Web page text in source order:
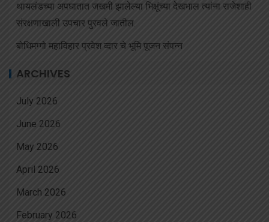
थायलंडच्या अपघातात जखमी झालेल्या भिक्षूंच्या देखभाल त्यांना राजेशाही
संरक्षणाखाली उपचार पुरवले जातील.
बोधिमग्गो महाविहार प्रवेश व्दार चे भूमि पूजन संपन्न
ARCHIVES
July 2026
June 2026
May 2026
April 2026
March 2026
February 2026